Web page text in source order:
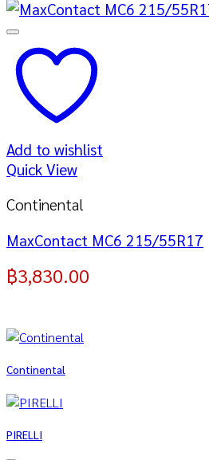
Add to wishlist
Quick View
Continental
MaxContact MC6 215/55R17
฿3,830.00
Continental
PIRELLI